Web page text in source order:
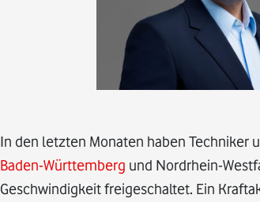
In den letzten Monaten haben Techniker
Baden-Württemberg und Nordrhein-
Geschwindigkeit freigeschaltet. Ein